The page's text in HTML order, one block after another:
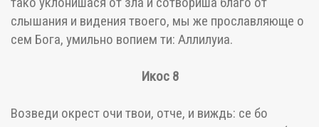
слышания и видения твоего, мы же прославляюще о
сем Бога, умильно вопием ти: Аллилуиа.
Икос 8
Возведи окрест очи твои, отче, и виждь: се бо